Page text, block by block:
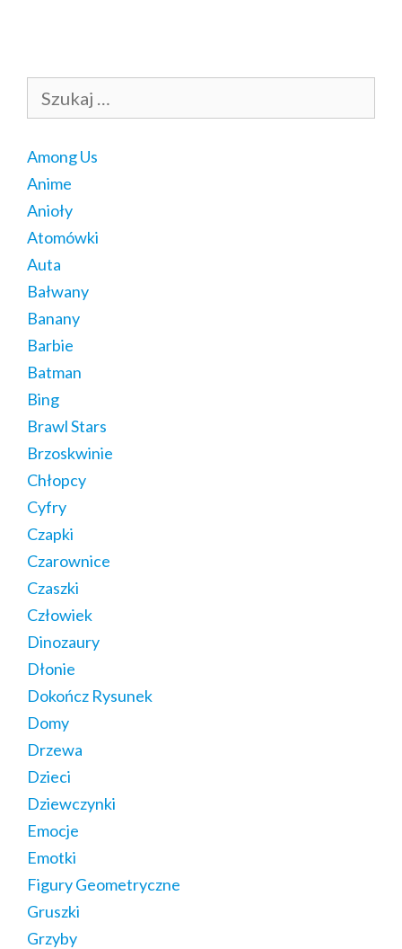
Among Us
Anime
Anioły
Atomówki
Auta
Bałwany
Banany
Barbie
Batman
Bing
Brawl Stars
Brzoskwinie
Chłopcy
Cyfry
Czapki
Czarownice
Czaszki
Człowiek
Dinozaury
Dłonie
Dokończ Rysunek
Domy
Drzewa
Dzieci
Dziewczynki
Emocje
Emotki
Figury Geometryczne
Gruszki
Grzyby